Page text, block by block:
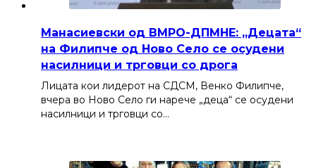
Манасиевски од ВМРО-ДПМНЕ: „Децата“
на Филипче од Ново Село се осудени
насилници и трговци со дрога
Лицата кои лидерот на СДСМ, Венко Филипче,
вчера во Ново Село ги нарече „деца“ се осудени
насилници и трговци со…